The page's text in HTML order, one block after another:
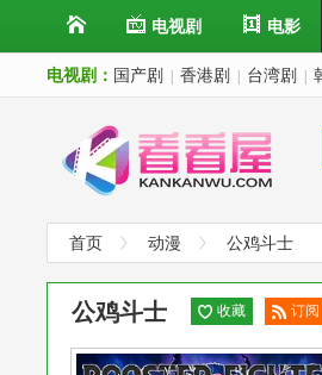
电视剧 电影
电视剧： 国产剧 香港剧 台湾剧
首页 动漫 公鸡斗士
公鸡斗士 收藏
订阅
阅